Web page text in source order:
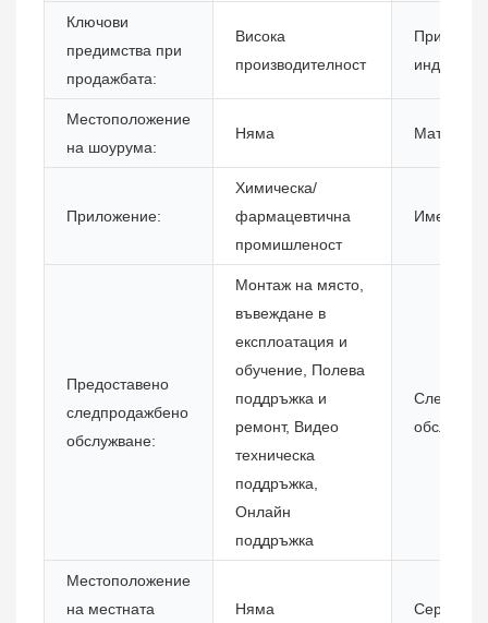
Ключови
предимства при
продажбата:
Висока
производителност
Местоположение
на шоурума:
Няма
Приложение:
Химическа/
фармацевтична
промишленост
Име на
Предоставено
следпродажбено
обслужване:
Монтаж на място,
въвеждане в
експлоатация и
обучение, Полева
поддръжка и
ремонт, Видео
техническа
поддръжка,
Онлайн
поддръжка
Местоположение
на местната
Няма